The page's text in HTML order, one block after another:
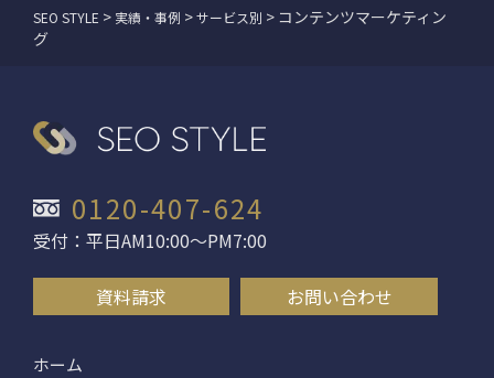
SEO STYLE > 実績・事例 >サービス別 > コンテンツマーケティン
グ
0120-407-624
受付：平日AM10:00〜PM7:00
資料請求 お問い合わせ
ホーム